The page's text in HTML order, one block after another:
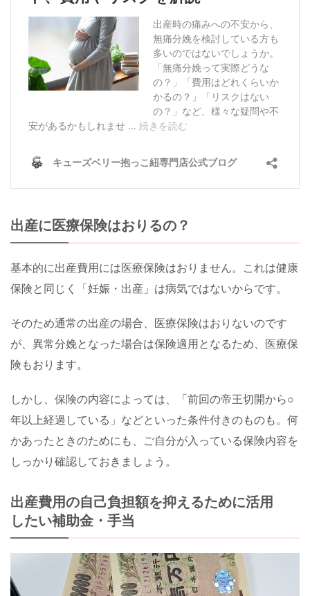
出産に医療保険はおりるの？
基本的に出産費用には医療保険はおりません。これは健康
保険と同じく「妊娠・出産」は病気ではないからです。
そのため通常の出産の場合、医療保険はおりないのです
が、異常分娩となった場合は保険適用となるため、医療保
険もおります。
しかし、保険の内容によっては、「前回の帝王切開から○
年以上経過している」などといった条件付きのものも。何
かあったときのためにも、ご自分が入っている保険内容を
しっかり確認しておきましょう。
出産費用の自己負担額を抑えるために活用
したい補助金・手当